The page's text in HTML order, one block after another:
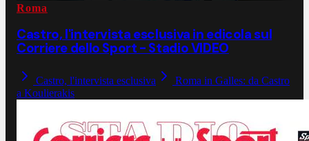
Roma
Castro, l'intervista esclusiva in edicola sul
Corriere dello Sport - Stadio VIDEO
Castro, l'intervista esclusiva
Roma in Galles: da Castro
a Koulierakis